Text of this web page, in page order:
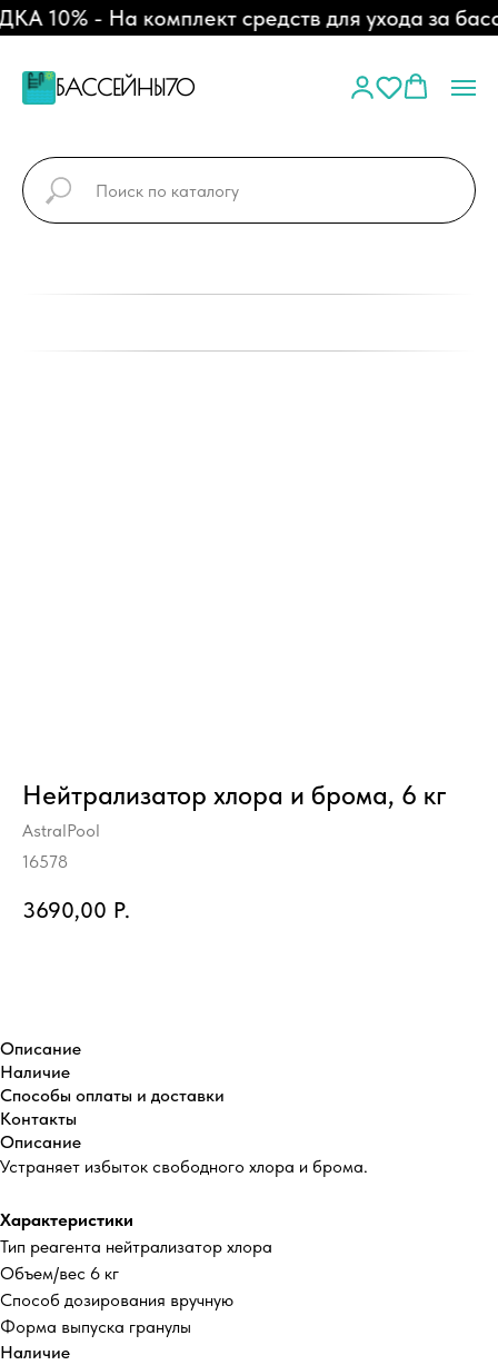
10% - На комплект средств для ухода за
БАССЕЙНЫ70
Нейтрализатор хлора и брома, 6 кг
AstralPool
16578
3690,00 Р.
Описание
Наличие
Способы оплаты и доставки
Контакты
Описание
Устраняет избыток свободного хлора и брома.
Характеристики
Тип реагента нейтрализатор хлора
Объем/вес 6 кг
Способ дозирования вручную
Форма выпуска гранулы
Наличие